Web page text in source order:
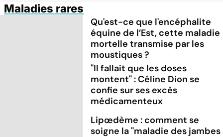
Maladies rares
Qu'est-ce que l'encéphalite
équine de l’Est, cette maladie
mortelle transmise par les
moustiques ?
"Il fallait que les doses
montent" : Céline Dion se
confie sur ses excès
médicamenteux
Lipœdème : comment se
soigne la "maladie des jambes